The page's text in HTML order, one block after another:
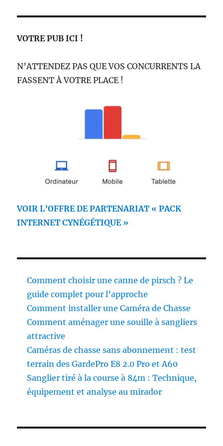
VOTRE PUB ICI !
N’ATTENDEZ PAS QUE VOS CONCURRENTS LA
FASSENT À VOTRE PLACE !
VOIR L’OFFRE DE PARTENARIAT « PACK
INTERNET CYNÉGÉTIQUE »
Comment choisir une canne de pirsch ? Le
guide complet pour l’approche
Comment installer une Caméra de Chasse
Comment aménager une souille à sangliers
attractive
Caméras de chasse sans abonnement : test
terrain des GardePro E8 2.0 Pro et A60
Sanglier tiré à la course à 84m : Technique,
équipement et analyse au mirador